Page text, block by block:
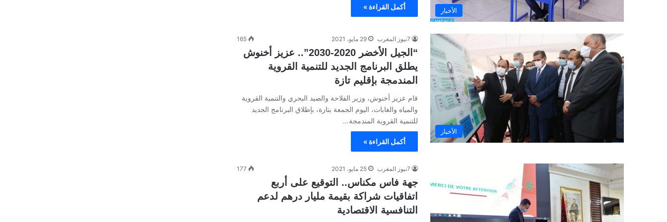
الأخبار أكمل القراءة »
الأخبار
7نيوز المغرب 29 مايو، 2021 165
“الجيل الأخضر 2020-2030”.. عزيز أخنوش
يطلق البرنامج الجديد للتنمية القروية
المندمجة بإقليم تازة
قام عزيز أخنوش، وزير الفلاحة والصيد البحري والتنمية القروية
والمياه والغابات، اليوم الجمعة بتازة، بإطلاق البرنامج الجديد
للتنمية القروية المندمجة…
أكمل القراءة »
7نيوز المغرب 25 مايو، 2021 177
جهة فاس مكناس.. التوقيع على أربع
اتفاقيات شراكة بقيمة مليار درهم لدعم
التنافسية الاقتصادية